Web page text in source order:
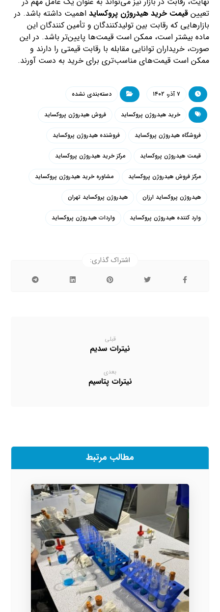
تعیینقیمت خرید هیدروژن پروکساید اهمیت داشته باشد. در
بازارهایی که رقابت بین تولیدکنندگان و تأمین کنندگان این
ماده بیشتر است، ممکن است قیمت‌ها پایین‌تر باشد. در این
صورت، خریداران توانایی مقابله با رقابت قیمتی را دارند و
ممکن است قیمت‌های مناسب‌تری برای خرید به دست آورند.
۷ آذر، ۱۴۰۲ دسته‌بندی نشده
خرید هیدروژن پروکساید فروش هیدروژن پروکساید
فروشگاه هیدروژن پروکساید فروشنده هیدروژن پروکساید
قیمت هیدروژن پروکساید مرکز خرید هیدروژن پروکساید
مرکز فروش هیدروژن پروکساید مشاوره خرید هیدروژن پروکساید
هیدروژن پروکساید ارزان هیدروژن پروکساید تهران
وارد کننده هیدروژن پروکساید واردات هیدروژن پروکساید
قبلی
نیترات سدیم
بعدی
نیترات پتاسیم
مطالب مرتبط